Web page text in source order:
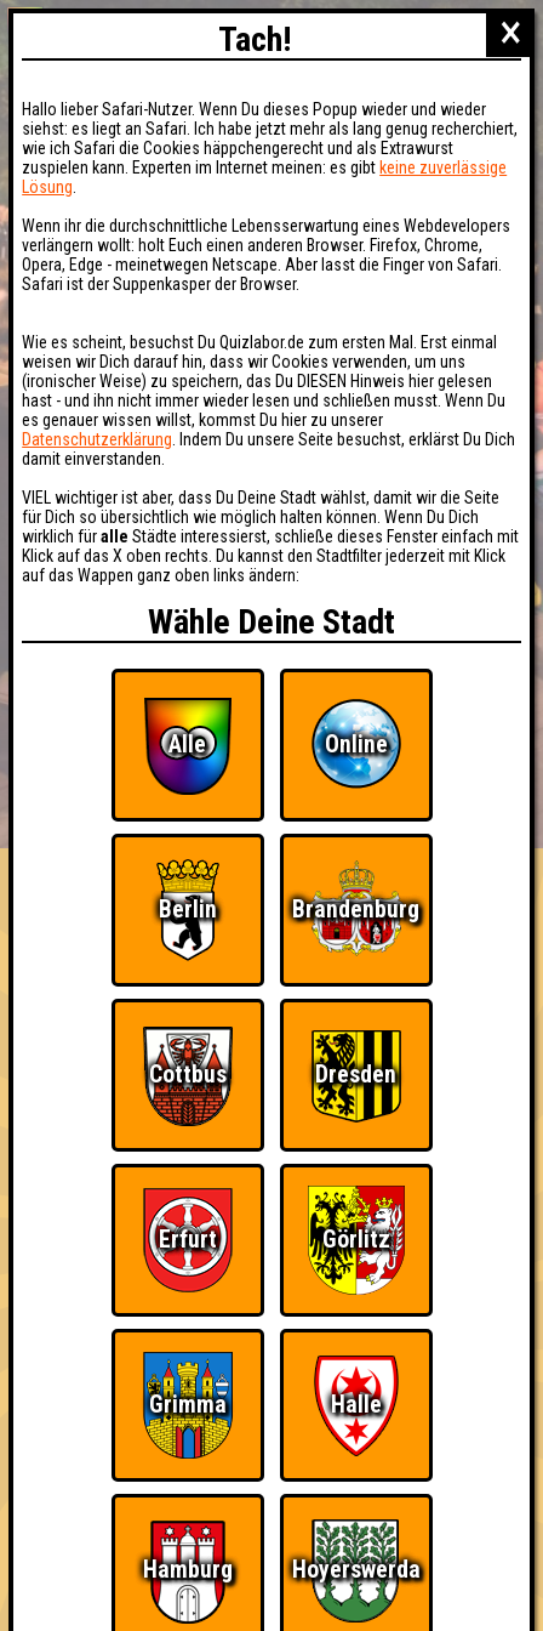
HIGHSCORE RESERVIERUNG
FAQ ÜBER UNS
Nerven aus Stahl
Nehmt an 200 Quizlaboren teil
~ Noch nicht erreicht ~
22 Teams
11.10.2016von ohne Smartphone aufgeschmissen
×
Tach!
Hallo lieber Safari-Nutzer. Wenn Du dieses Popup wieder und wieder
siehst: es liegt an Safari. Ich habe jetzt mehr als lang genug recherchiert,
wie ich Safari die Cookies häppchengerecht und als Extrawurst
zuspielen kann. Experten im Internet meinen: es gibt keine zuverlässige
Lösung
Wenn ihr die durchschnittliche Lebensserwartung eines Webdevelopers
verlängern wollt: holt Euch einen anderen Browser. Firefox, Chrome,
Opera, Edge - meinetwegen Netscape. Aber lasst die Finger von Safari.
Safari ist der Suppenkasper der Browser.
Wie es scheint, besuchst Du Quizlabor.de zum ersten Mal. Erst einmal
weisen wir Dich darauf hin, dass wir Cookies verwenden, um uns
(ironischer Weise) zu speichern, das Du DIESEN Hinweis hier gelesen
hast - und ihn nicht immer wieder lesen und schließen musst. Wenn Du
es genauer wissen willst, kommst Du hier zu unserer
Datenschutzerklärung . Indem Du unsere Seite besuchst, erklärst Du Dich
damit einverstanden.
VIEL wichtiger ist aber, dass Du Deine Stadt wählst, damit wir die Seite
für Dich so übersichtlich wie möglich halten können. Wenn Du Dich
wirklich füralle Städte interessierst, schließe dieses Fenster einfach mit
Klick auf das X oben rechts. Du kannst den Stadtfilter jederzeit mit Klick
auf das Wappen ganz oben links ändern:
Wähle Deine Stadt
Alle Online
Berlin Brandenburg
Cottbus Dresden
Erfurt Görlitz
Grimma Halle
Hamburg Hoyerswerda